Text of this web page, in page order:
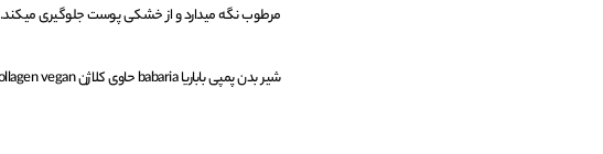
مرطوب نگه میدارد و از خشکی پوست جلوگیری میکند.
شیر بدن پمپی باباریا babaria حاوی کلاژن Collagen vegan ، را انواع مختلف پوست میتوانند استفاده کنند.